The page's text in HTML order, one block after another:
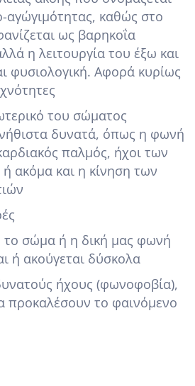
αγώγιμότητας, καθώς στο
ως βαρηκοΐα
η λειτουργία του έξω και
φυσιολογική. Αφορά κυρίως
του σώματος
δυνατά, όπως η φωνή
παλμός, ήχοι των
ακόμα και η κίνηση των
το σώμα ή η δική μας φωνή
ή ακούγεται δύσκολα
ήχους (φωνοφοβία),
προκαλέσουν το φαινόμενο